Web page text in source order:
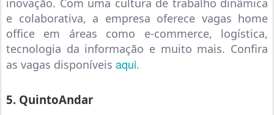
inovação. Com uma cultura de trabalho dinâmica
e colaborativa, a empresa oferece vagas home
office em áreas como e-commerce, logística,
tecnologia da informação e muito mais. Confira
as vagas disponíveis aqui.
5. QuintoAndar